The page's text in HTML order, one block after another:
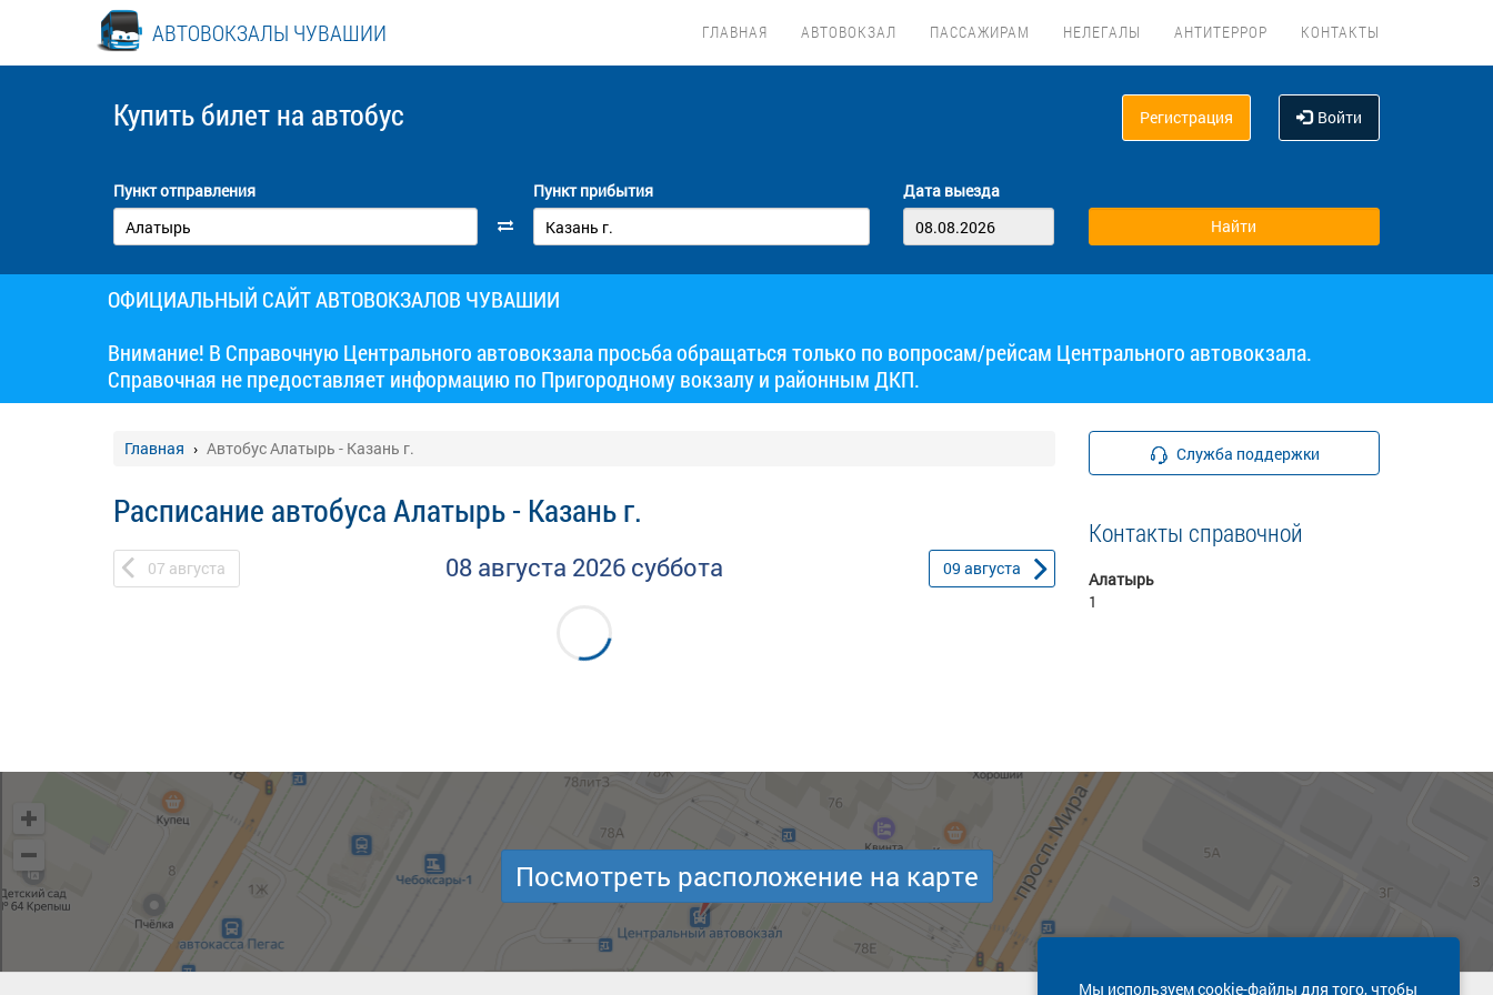
АВТОВОКЗАЛЫ ЧУВАШИИ ГЛАВНАЯ АВТОВОКЗАЛ ПАССАЖИРАМ НЕЛЕГАЛЫ АНТИТЕРРОР КОНТАКТЫ
Купить билет на автобус Регистрация Войти
Пункт отправления Пункт прибытия Дата выезда
ОФИЦИАЛЬНЫЙ САЙТ АВТОВОКЗАЛОВ ЧУВАШИИ
Внимание! В Справочную Центрального автовокзала просьба обращаться только по вопросам/рейсам Центрального автовокзала.
Справочная не предоставляет информацию по Пригородному вокзалу и районным ДКП.
Главная Автобус Алатырь - Казань г.
Расписание автобуса Алатырь - Казань г.
07 августа 08 августа 2026 суббота 09 августа
Служба поддержки
Контакты справочной
Алатырь
1
Мы используем cookie-файлы для того, чтобы
Посмотреть расположение на карте